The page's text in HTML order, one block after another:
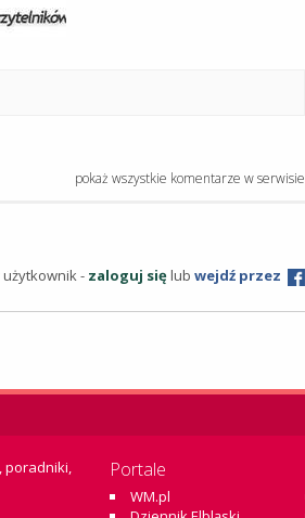
pokaż wszystkie komentarze w serwisie
- zaloguj sięlub wejdź przez
Portale
WM.pl